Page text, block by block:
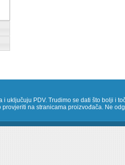
i uključuju PDV. Trudimo se dati što bolji i
provjeriti na stranicama proizvođača. Ne